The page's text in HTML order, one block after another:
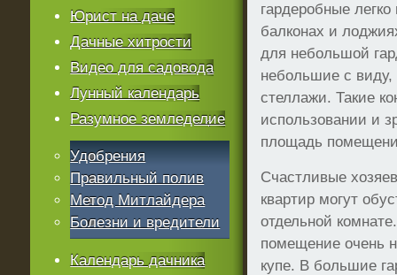
гардеробные
балконах и
для небольшой
небольшие с виду,
стеллажи. Такие
использовании и
площадь
Счастливые
квартир могут
отдельной
помещение очень
купе. В большие
Юрист на даче
Дачные хитрости
Видео для садовода
Лунный календарь
Разумное земледелие
Удобрения
Правильный полив
Метод Митлайдера
Болезни и вредители
Календарь дачника